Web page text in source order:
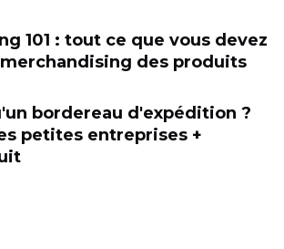
101 : tout ce que vous devez
des produits
bordereau d'expédition ?
petites entreprises +